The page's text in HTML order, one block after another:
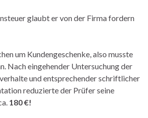
glaubt er von der Firma fordern
um Kundengeschenke, also musste
Nach eingehender Untersuchung der
und entsprechender schriftlicher
reduzierte der Prüfer seine
180 €!